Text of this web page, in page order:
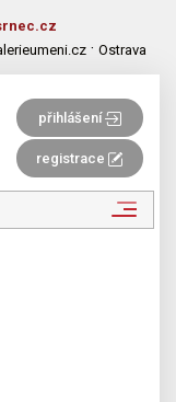
· Ostrava
přihlášení
registrace